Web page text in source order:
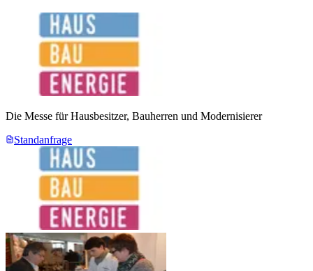
Die Messe für Hausbesitzer, Bauherren und Modernisierer
Standanfrage